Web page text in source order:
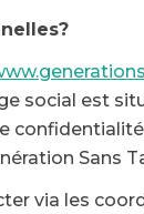
social est
Sans
via les